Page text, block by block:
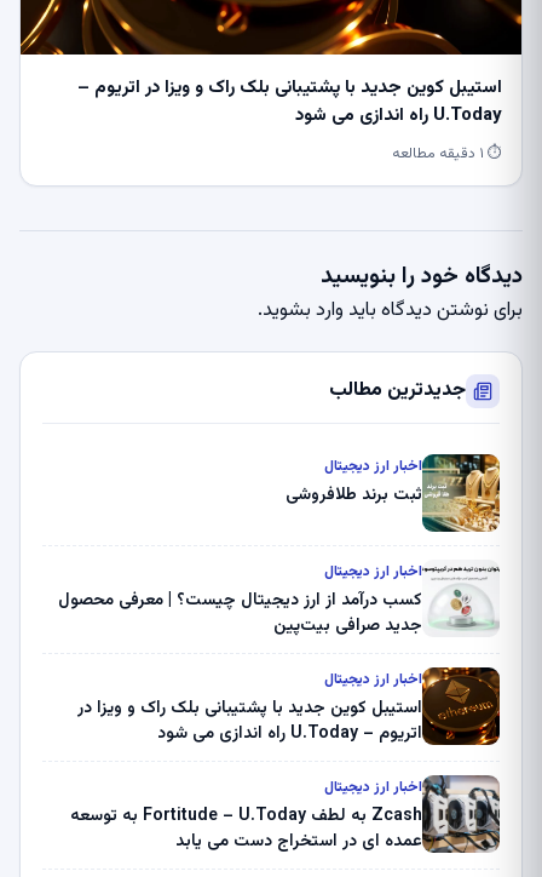
استیبل کوین جدید با پشتیبانی بلک راک و ویزا در اتریوم –
U.Today راه اندازی می شود
⏱ ۱ دقیقه مطالعه
دیدگاه خود را بنویسید
برای نوشتن دیدگاه باید وارد بشوید.
جدیدترین مطالب
اخبار ارز دیجیتال
ثبت برند طلافروشی
اخبار ارز دیجیتال
کسب درآمد از ارز دیجیتال چیست؟ | معرفی محصول
جدید صرافی بیت‌پین
اخبار ارز دیجیتال
استیبل کوین جدید با پشتیبانی بلک راک و ویزا در
اتریوم – U.Today راه اندازی می شود
اخبار ارز دیجیتال
Zcash به لطف Fortitude – U.Today به توسعه
عمده ای در استخراج دست می یابد